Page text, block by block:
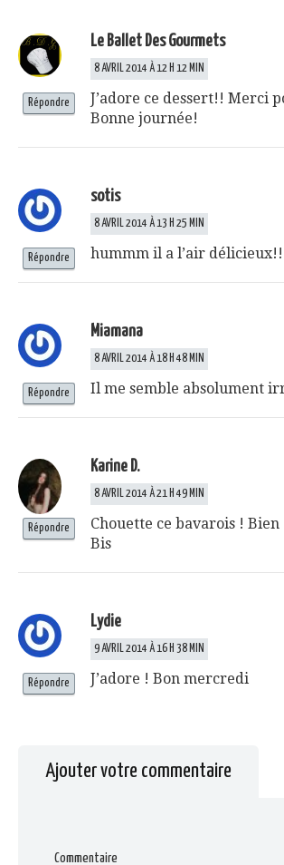
Le Ballet Des Gourmets
8 AVRIL 2014 À 12 H 12 MIN
J’adore ce dessert!! Merci
Bonne journée!
Répondre
sotis
8 AVRIL 2014 À 13 H 25 MIN
hummm il a l’air
Répondre
Miamana
8 AVRIL 2014 À 18 H 48 MIN
Il me semble absolument
Répondre
Karine D.
8 AVRIL 2014 À 21 H 49 MIN
Chouette ce bavarois !
Bis
Répondre
Lydie
9 AVRIL 2014 À 16 H 38 MIN
J’adore ! Bon mercredi
Répondre
Ajouter votre commentaire
Commentaire